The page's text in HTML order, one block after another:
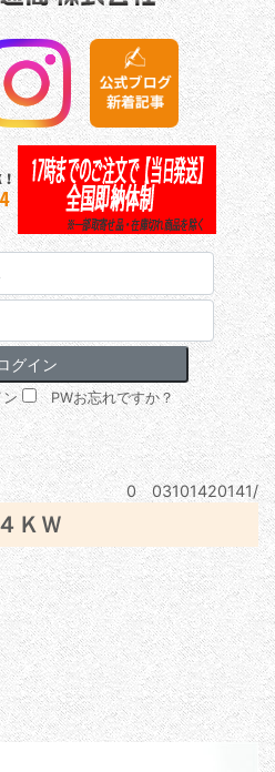
ン PWお忘れですか？
0 03101420141/
ＫＷ